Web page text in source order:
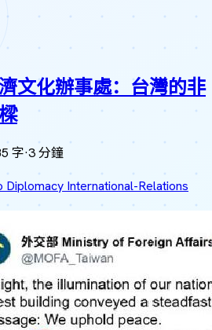
文化辦事處：台灣的非
字·3 分鐘
Diplomacy International-Relations